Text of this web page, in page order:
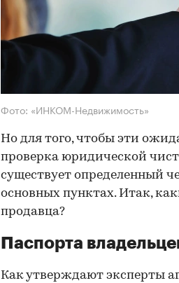
Фото: «ИНКОМ-Недвижимость»
Но для того, чтобы эти
проверка юридической
существует определенный
основных пунктах. Итак,
продавца?
Паспорта
Как утверждают эксперты